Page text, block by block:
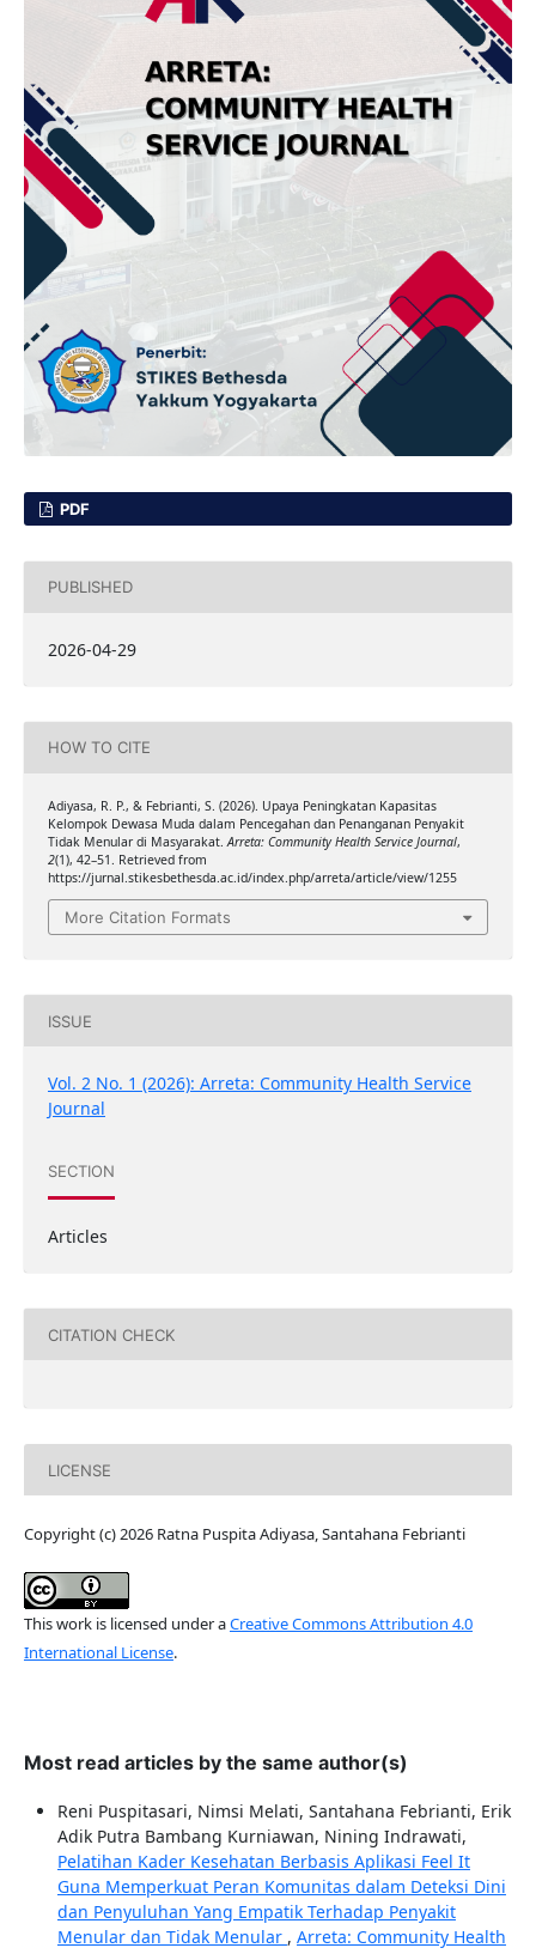
PDF
PUBLISHED
2026-04-29
HOW TO CITE
Adiyasa, R. P., & Febrianti, S. (2026). Upaya Peningkatan Kapasitas
Kelompok Dewasa Muda dalam Pencegahan dan Penanganan Penyakit
Tidak Menular di Masyarakat. Arreta: Community Health Service Journal,
2(1), 42–51. Retrieved from
https://jurnal.stikesbethesda.ac.id/index.php/arreta/article/view/1255
More Citation Formats
ISSUE
Vol. 2 No. 1 (2026): Arreta: Community Health Service
Journal
SECTION
Articles
CITATION CHECK
LICENSE
Copyright (c) 2026 Ratna Puspita Adiyasa, Santahana Febrianti
This work is licensed under aCreative Commons Attribution 4.0
International License.
Most read articles by the same author(s)
Reni Puspitasari, Nimsi Melati, Santahana Febrianti, Erik
Adik Putra Bambang Kurniawan, Nining Indrawati,
Pelatihan Kader Kesehatan Berbasis Aplikasi Feel It
Guna Memperkuat Peran Komunitas dalam Deteksi Dini
dan Penyuluhan Yang Empatik Terhadap Penyakit
Menular dan Tidak Menular , Arreta: Community Health